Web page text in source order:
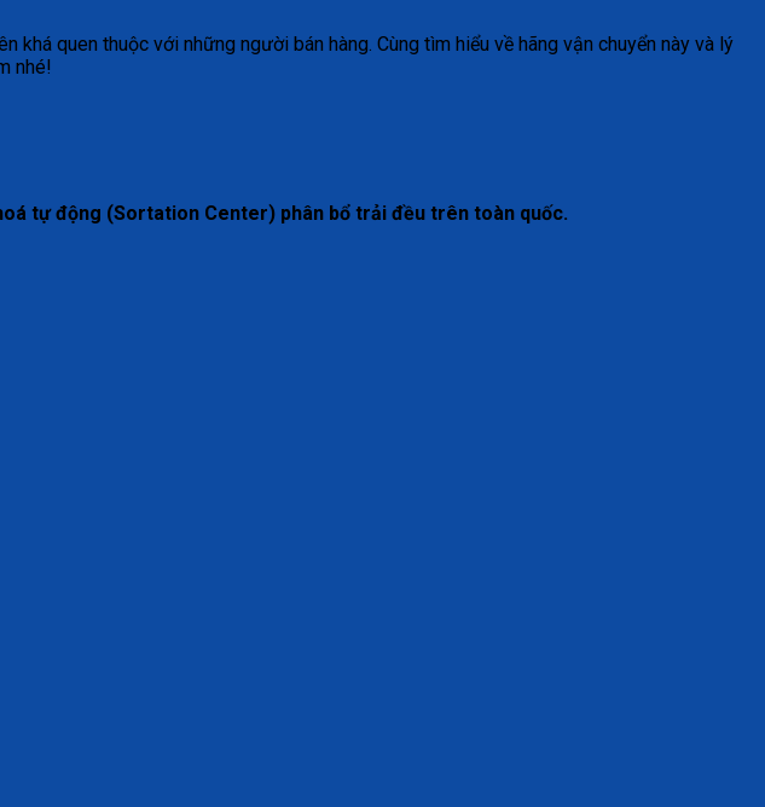
quen thuộc với những người bán hàng. Cùng tìm hiểu về hãng vận chuyển này và lý
nhé!
tự động (Sortation Center) phân bổ trải đều trên toàn quốc.